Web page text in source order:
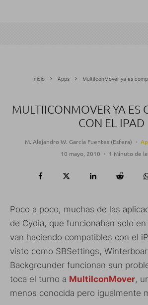
Inicio Apps MultiIconMover ya es
MULTIICONMOVER YA ES
CON EL IPAD
M. Alejandro W. García Fuentes (Esfera) ·
10 mayo, 2010 · 1 Minuto de
Poco a poco, muchas de las
de Cydia, que funcionaban solo
van haciendo compatibles con el
visto como SBSettings,
Backgrounder funcionan sun
toca el turno a MultiIconMover,
menos conocida pero igualmente